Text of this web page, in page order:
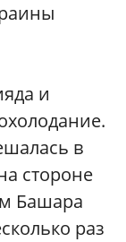
и
в
стороне
Башара
раз